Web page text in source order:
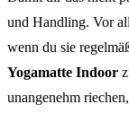
und Handling. Vor
wenn du sie
Yogamatte Indoor
unangenehm